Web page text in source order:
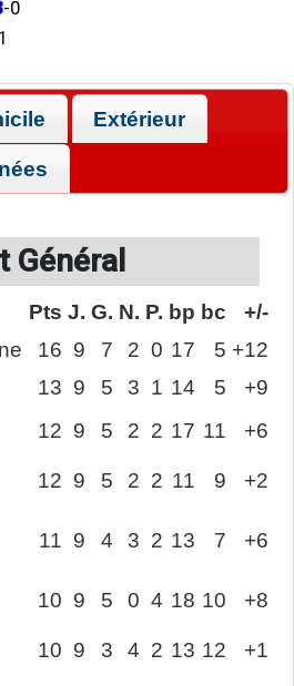
-0
1
Extérieur
Général
Pts J. G. N. P. bp bc
+/-
16 9 7 2 0 17 5 +12
13 9 5 3 1 14 5
+9
12 9 5 2 2 17 11 +6
12 9 5 2 2 11 9 +2
11 9 4 3 2 13 7 +6
10 9 5 0 4 18 10 +8
10 9 3 4 2 13 12 +1